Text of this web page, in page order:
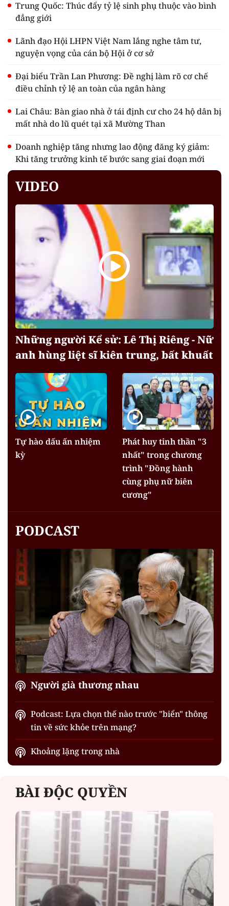
Trung Quốc: Thúc đẩy tỷ lệ sinh phụ thuộc vào bình
đẳng giới
Lãnh đạo Hội LHPN Việt Nam lắng nghe tâm tư,
nguyện vọng của cán bộ Hội ở cơ sở
Đại biểu Trần Lan Phương: Đề nghị làm rõ cơ chế
điều chỉnh tỷ lệ an toàn của ngân hàng
Lai Châu: Bàn giao nhà ở tái định cư cho 24 hộ dân bị
mất nhà do lũ quét tại xã Mường Than
Doanh nghiệp tăng nhưng lao động đăng ký giảm:
Khi tăng trưởng kinh tế bước sang giai đoạn mới
VIDEO
Những người Kể sử: Lê Thị Riêng - Nữ
anh hùng liệt sĩ kiên trung, bất khuất
Tự hào dấu ấn nhiệm
kỳ
Phát huy tinh thần "3
nhất" trong chương
trình "Đồng hành
cùng phụ nữ biên
cương"
PODCAST
Người già thương nhau
Podcast: Lựa chọn thế nào trước "biển" thông
tin về sức khỏe trên mạng?
Khoảng lặng trong nhà
BÀI ĐỘC QUYỀN